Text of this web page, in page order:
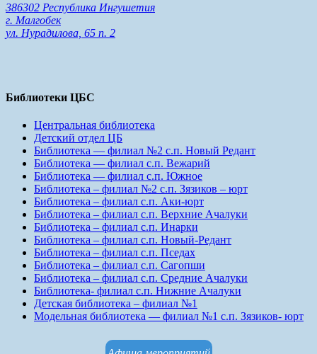
386302 Республика Ингушетия
г. Малгобек
ул. Нурадилова, 65 п. 2
Библиотеки ЦБС
Центральная библиотека
Детский отдел ЦБ
Библиотека — филиал №2 с.п. Новый Редант
Библиотека — филиал с.п. Вежарий
Библиотека — филиал с.п. Южное
Библиотека – филиал №2 с.п. Зязиков – юрт
Библиотека – филиал с.п. Аки-юрт
Библиотека – филиал с.п. Верхние Ачалуки
Библиотека – филиал с.п. Инарки
Библиотека – филиал с.п. Новый-Редант
Библиотека – филиал с.п. Пседах
Библиотека – филиал с.п. Сагопши
Библиотека – филиал с.п. Средние Ачалуки
Библиотека- филиал с.п. Нижние Ачалуки
Детская библиотека – филиал №1
Модельная библиотека — филиал №1 с.п. Зязиков- юрт